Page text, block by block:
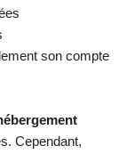
son compte
Cependant,